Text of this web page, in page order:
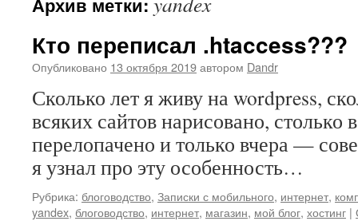
содержимому
Кто переписал .htaccess???
Опубликовано 13 октября 2019автором Dandr
Сколько лет я живу на wordpress,
всяких сайтов нарисовано, столько
перелопачено и только вчера —
я узнал про эту особенность…
Рубрика: блоговодство, Записки с мобильного, интернет,
yandex, блоговодство, интернет, магазин, мой блог, хостинг |